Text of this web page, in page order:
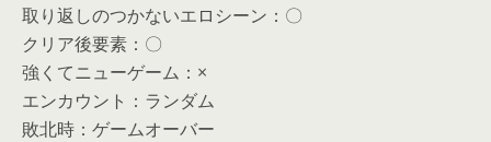
取り返しのつかないエロシーン：〇
クリア後要素：〇
強くてニューゲーム：×
エンカウント：ランダム
敗北時：ゲームオーバー